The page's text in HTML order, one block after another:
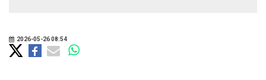
2026-05-26 08:54